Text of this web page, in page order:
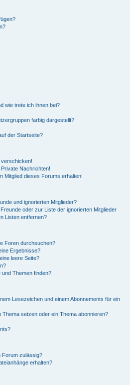
wie trete ich ihnen bei?
farbig dargestellt?
der Startseite?
verschicken!
Nachrichten!
Mitglied dieses Forums erhalten!
und ignorierten Mitglieder?
oder zur Liste der ignorierten Mitglieder
Listen entfernen?
Foren durchsuchen?
Ergebnisse?
leere Seite?
und Themen finden?
Lesezeichen und einem Abonnements für ein
setzen oder ein Thema abonnieren?
Forum zulässig?
erhalten?